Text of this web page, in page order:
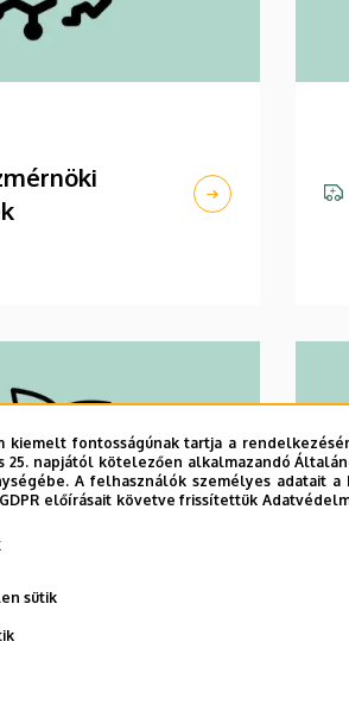
kiemelt fontosságúnak tartja a
25. napjától kötelezően alkalmazandó
A felhasználók személyes adatait
előírásait követve frissítettük
sütik